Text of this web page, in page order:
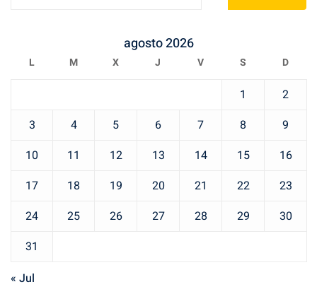
agosto 2026
L M X J V S D
1
2
3
4 5 6 7 8
9
10
11 12 13 14 15
16
17
18 19 20 21 22
23
24
25 26 27 28 29
30
31
« Jul